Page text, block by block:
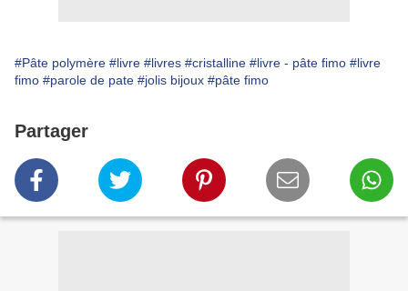
#Pâte polymère #livre #livres #cristalline #livre - pâte fimo #livre
fimo #parole de pate #jolis bijoux #pâte fimo
Partager